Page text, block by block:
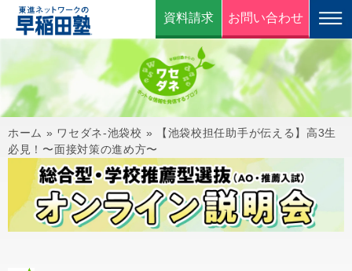
資料請求 お問い合わせ
ホーム » ワセダネ-池袋校 »
【池袋校担任助手が伝える】高3生
必見！〜面接対策の進め方〜